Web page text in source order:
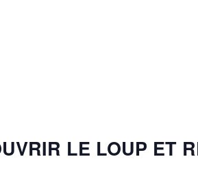
LE LOUP ET